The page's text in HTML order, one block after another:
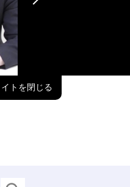
Fullscreen
ト